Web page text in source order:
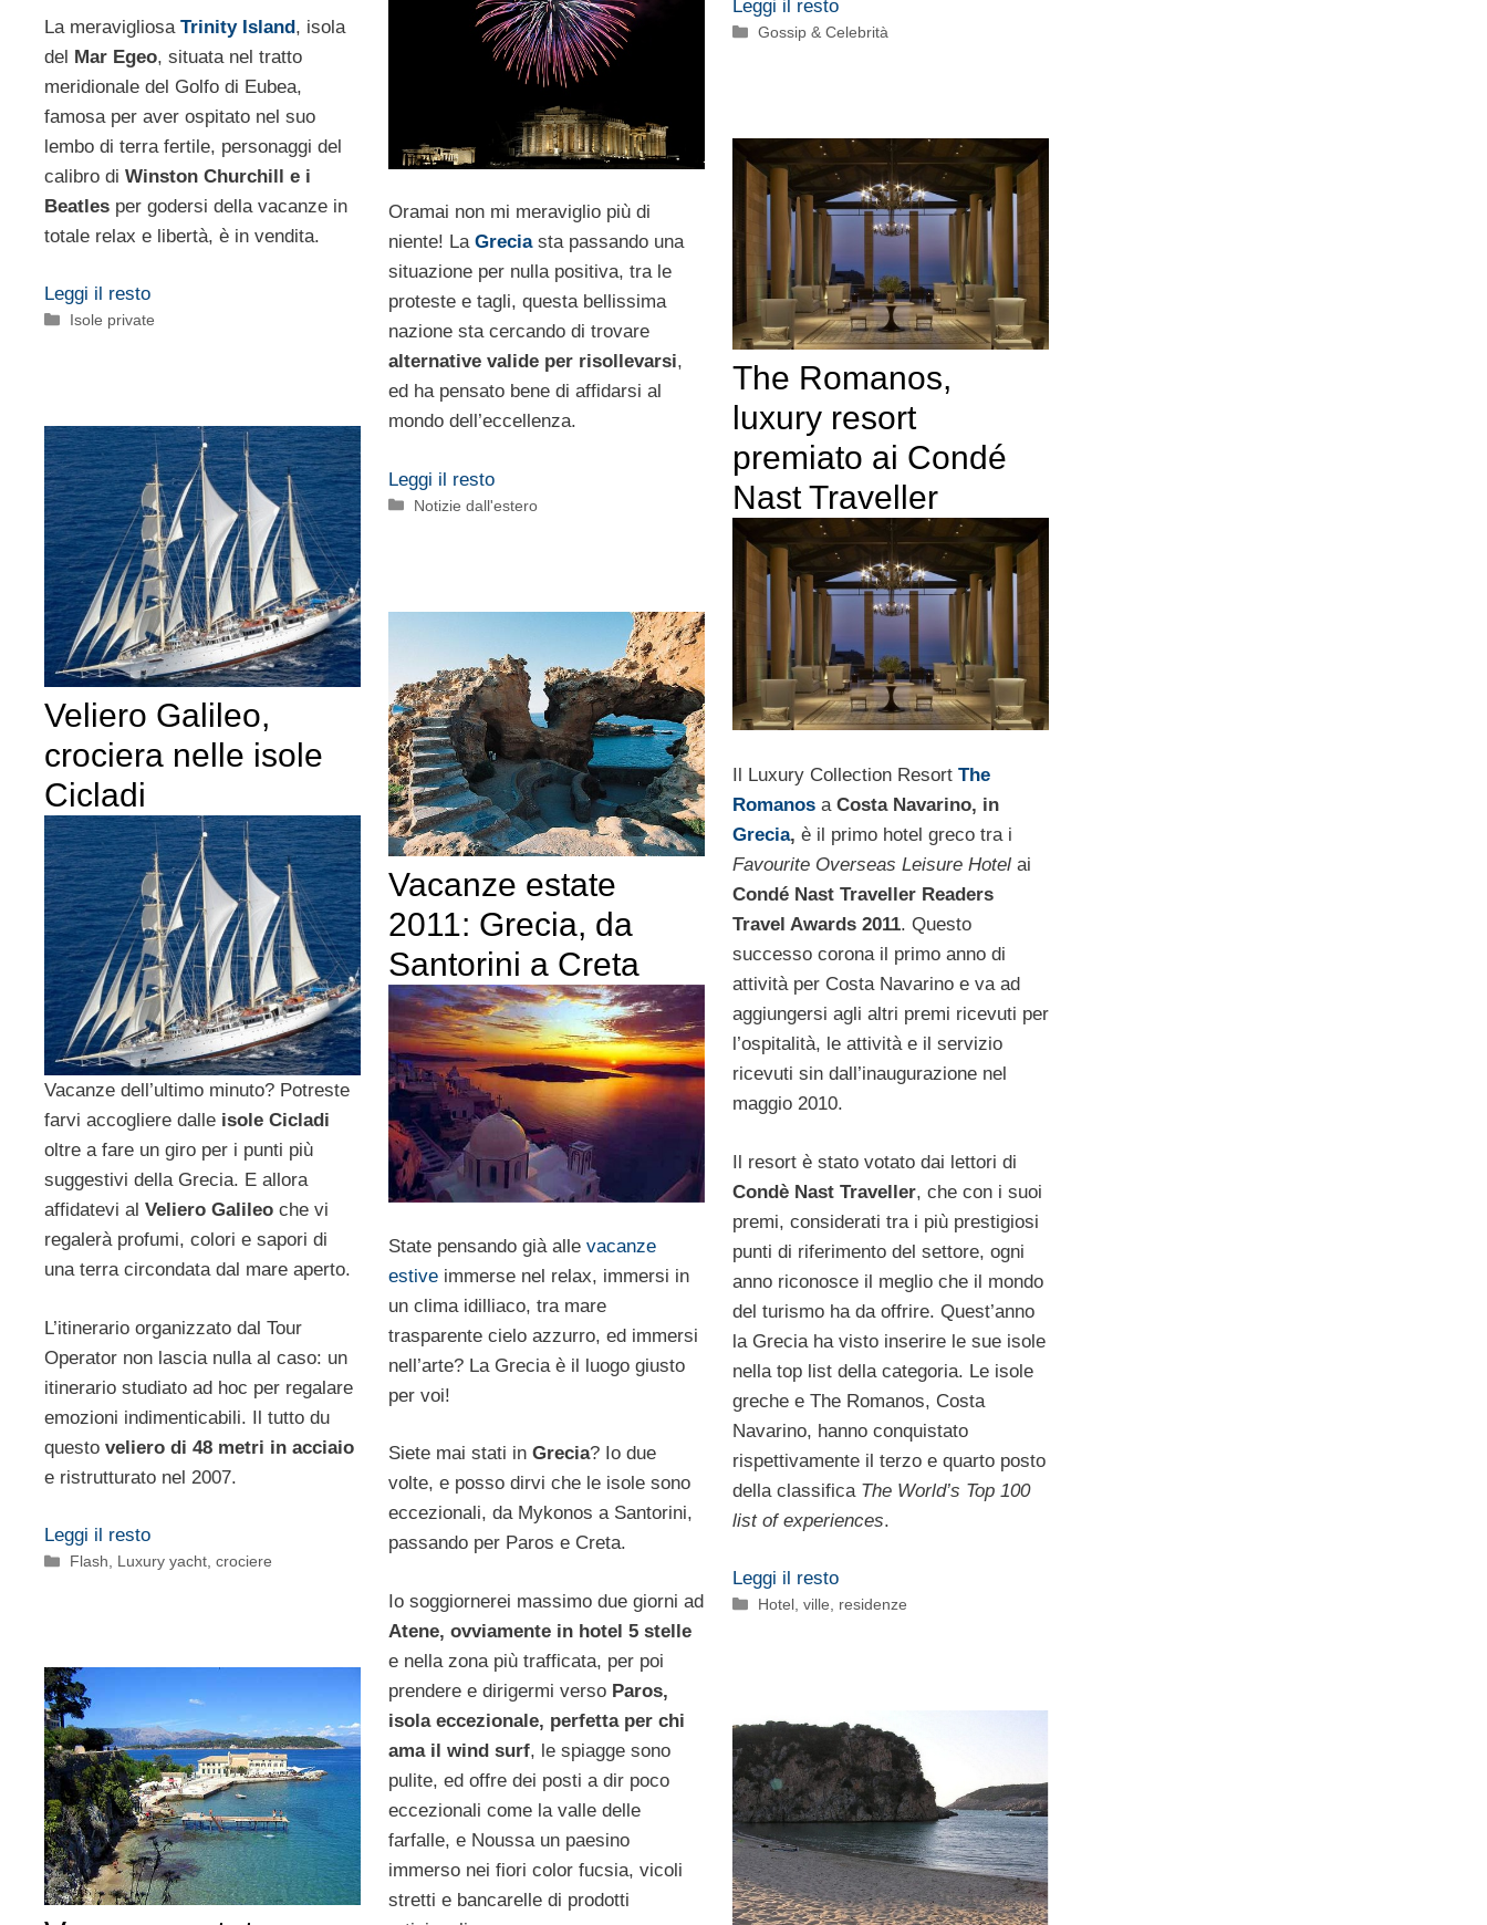
Leggi il resto
Categorie
Gossip & Celebrità
La meravigliosa Trinity Island, isola
del Mar Egeo, situata nel tratto
meridionale del Golfo di Eubea,
famosa per aver ospitato nel suo
lembo di terra fertile, personaggi del
calibro di Winston Churchill e i
Beatles per godersi della vacanze in
totale relax e libertà, è in vendita.
Leggi il resto
Categorie
Isole private
Oramai non mi meraviglio più di
niente! La Greciasta passando una
situazione per nulla positiva, tra le
proteste e tagli, questa bellissima
nazione sta cercando di trovare
alternative valide per risollevarsi,
ed ha pensato bene di affidarsi al
mondo dell’eccellenza.
Leggi il resto
Categorie
Notizie dall'estero
The Romanos,
luxury resort
premiato ai Condé
Nast Traveller
Il Luxury Collection Resort The
Romanos a Costa Navarino, in
Grecia, è il primo hotel greco tra i
Favourite Overseas Leisure Hotelai
Condé Nast Traveller Readers
Travel Awards 2011. Questo
successo corona il primo anno di
attività per Costa Navarino e va ad
aggiungersi agli altri premi ricevuti per
l’ospitalità, le attività e il servizio
ricevuti sin dall’inaugurazione nel
maggio 2010.
Il resort è stato votato dai lettori di
Condè Nast Traveller, che con i suoi
premi, considerati tra i più prestigiosi
punti di riferimento del settore, ogni
anno riconosce il meglio che il mondo
del turismo ha da offrire. Quest’anno
la Grecia ha visto inserire le sue isole
nella top list della categoria. Le isole
greche e The Romanos, Costa
Navarino, hanno conquistato
rispettivamente il terzo e quarto posto
della classifica The World’s Top 100
list of experiences.
Leggi il resto
Categorie
Hotel, ville, residenze
Veliero Galileo,
crociera nelle isole
Cicladi
Vacanze dell’ultimo minuto? Potreste
farvi accogliere dalle isole Cicladi
oltre a fare un giro per i punti più
suggestivi della Grecia. E allora
affidatevi al Veliero Galileo che vi
regalerà profumi, colori e sapori di
una terra circondata dal mare aperto.
L’itinerario organizzato dal Tour
Operator non lascia nulla al caso: un
itinerario studiato ad hoc per regalare
emozioni indimenticabili. Il tutto du
questo veliero di 48 metri in acciaio
e ristrutturato nel 2007.
Leggi il resto
Categorie
Flash, Luxury yacht, crociere
Vacanze estate
2011: Grecia, da
Santorini a Creta
State pensando già alle vacanze
estiveimmerse nel relax, immersi in
un clima idilliaco, tra mare
trasparente cielo azzurro, ed immersi
nell’arte? La Grecia è il luogo giusto
per voi!
Siete mai stati in Grecia? Io due
volte, e posso dirvi che le isole sono
eccezionali, da Mykonos a Santorini,
passando per Paros e Creta.
Io soggiornerei massimo due giorni ad
Atene, ovviamente in hotel 5 stelle
e nella zona più trafficata, per poi
prendere e dirigermi verso Paros,
isola eccezionale, perfetta per chi
ama il wind surf, le spiagge sono
pulite, ed offre dei posti a dir poco
eccezionali come la valle delle
farfalle, e Noussa un paesino
immerso nei fiori color fucsia, vicoli
stretti e bancarelle di prodotti